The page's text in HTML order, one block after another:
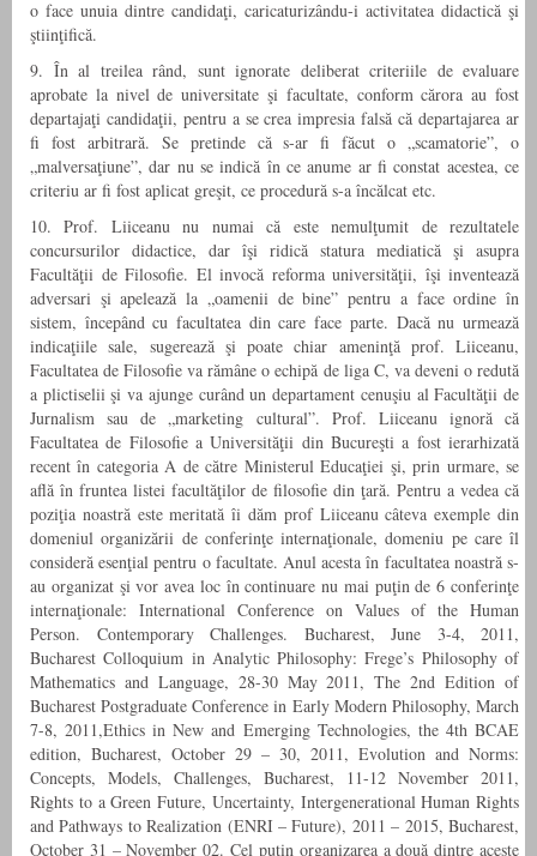
o face unuia dintre candidaţi, caricaturizându-i activitatea didactică şi
ştiinţifică.
9. În al treilea rând, sunt ignorate deliberat criteriile de evaluare
aprobate la nivel de universitate şi facultate, conform cărora au fost
departajaţi candidaţii, pentru a se crea impresia falsă că departajarea ar
fi fost arbitrară. Se pretinde că s-ar fi făcut o „scamatorie”, o
„malversaţiune”, dar nu se indică în ce anume ar fi constat acestea, ce
criteriu ar fi fost aplicat greşit, ce procedură s-a încălcat etc.
10. Prof. Liiceanu nu numai că este nemulţumit de rezultatele
concursurilor didactice, dar îşi ridică statura mediatică şi asupra
Facultăţii de Filosofie. El invocă reforma universităţii, îşi inventează
adversari şi apelează la „oamenii de bine” pentru a face ordine în
sistem, începând cu facultatea din care face parte. Dacă nu urmează
indicaţiile sale, sugerează şi poate chiar ameninţă prof. Liiceanu,
Facultatea de Filosofie va rămâne o echipă de liga C, va deveni o redută
a plictiselii şi va ajunge curând un departament cenuşiu al Facultăţii de
Jurnalism sau de „marketing cultural”. Prof. Liiceanu ignoră că
Facultatea de Filosofie a Universităţii din Bucureşti a fost ierarhizată
recent în categoria A de către Ministerul Educaţiei şi, prin urmare, se
află în fruntea listei facultăţilor de filosofie din ţară. Pentru a vedea că
poziţia noastră este meritată îi dăm prof Liiceanu câteva exemple din
domeniul organizării de conferinţe internaţionale, domeniu pe care îl
consideră esenţial pentru o facultate. Anul acesta în facultatea noastră s-
au organizat şi vor avea loc în continuare nu mai puţin de 6 conferinţe
internaţionale: International Conference on Values of the Human
Person. Contemporary Challenges. Bucharest, June 3-4, 2011,
Bucharest Colloquium in Analytic Philosophy: Frege’s Philosophy of
Mathematics and Language, 28-30 May 2011, The 2nd Edition of
Bucharest Postgraduate Conference in Early Modern Philosophy, March
7-8, 2011,Ethics in New and Emerging Technologies, the 4th BCAE
edition, Bucharest, October 29 – 30, 2011, Evolution and Norms:
Concepts, Models, Challenges, Bucharest, 11-12 November 2011,
Rights to a Green Future, Uncertainty, Intergenerational Human Rights
and Pathways to Realization (ENRI – Future), 2011 – 2015, Bucharest,
October 31 – November 02. Cel puţin organizarea a două dintre aceste